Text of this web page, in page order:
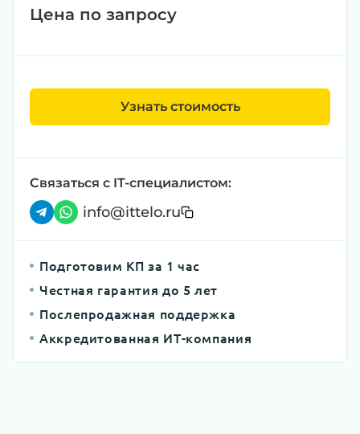
Цена по запросу
Узнать стоимость
Связаться с IT-специалистом:
info@ittelo.ru
Подготовим КП за 1 час
Честная гарантия до 5 лет
Послепродажная поддержка
Аккредитованная ИТ-компания